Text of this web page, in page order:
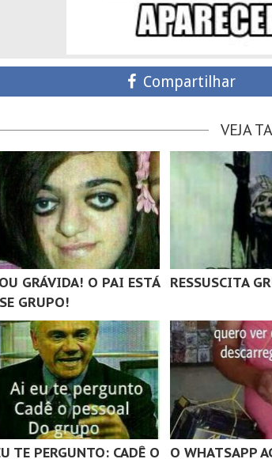
Compartilhar
VEJA
GRÁVIDA! O PAI ESTÁ
GRUPO!
RESSUSCITA
TE PERGUNTO: CADÊ O O WHATSAPP